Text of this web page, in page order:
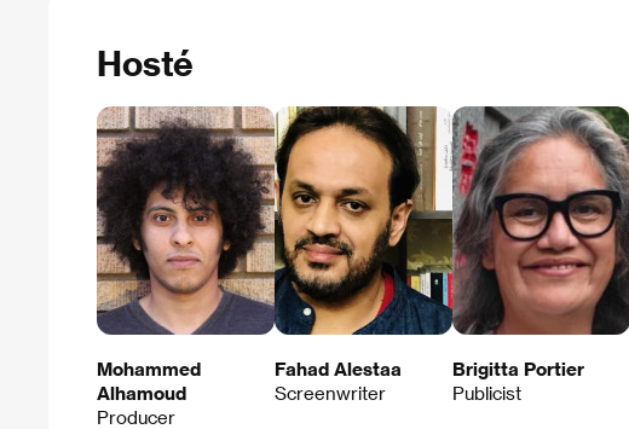
Hosté
Mohammed
Alhamoud
Producer
Fahad Alestaa
Screenwriter
Brigitta Portier
Publicist